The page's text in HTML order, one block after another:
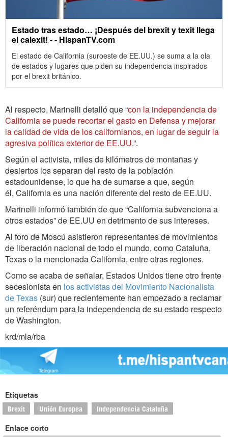
Estado tras estado… ¡Después del brexit y texit llega
el calexit! - - HispanTV.com
El estado de California (suroeste de EE.UU.) se suma a la ola
de estados y lugares que piden su independencia inspirados
por el brexit británico.
Al respecto, Marinelli detalló que “con la independencia de
California se puede recortar el gasto en Defensa y mejorar
la calidad de vida de los californianos, en lugar de seguir la
agresiva política exterior de EE.UU.”.
Según el activista, miles de kilómetros de montañas y
desiertos los separan del resto de la población
estadounidense, lo que ha de sumarse a que, según
él, California es una nación diferente del resto de EE.UU.
Marinelli informó también de que “California subvenciona a
otros estados” de EE.UU en detrimento de sus intereses.
Al foro de Moscú asistieron representantes de movimientos
de liberación nacional de todo el mundo, como Cataluña,
Texas o la mencionada California, entre otras regiones.
Como se acaba de señalar, Estados Unidos tiene otro frente
secesionista en los activistas del Movimiento Nacionalista
de Texas (sur) que recientemente han empezado a reclamar
un referéndum para la independencia de su estado respecto
de Washington.
krd/mla/rba
Etiquetas
Brexit Unión Europea Independencia Cataluña
Enlace corto